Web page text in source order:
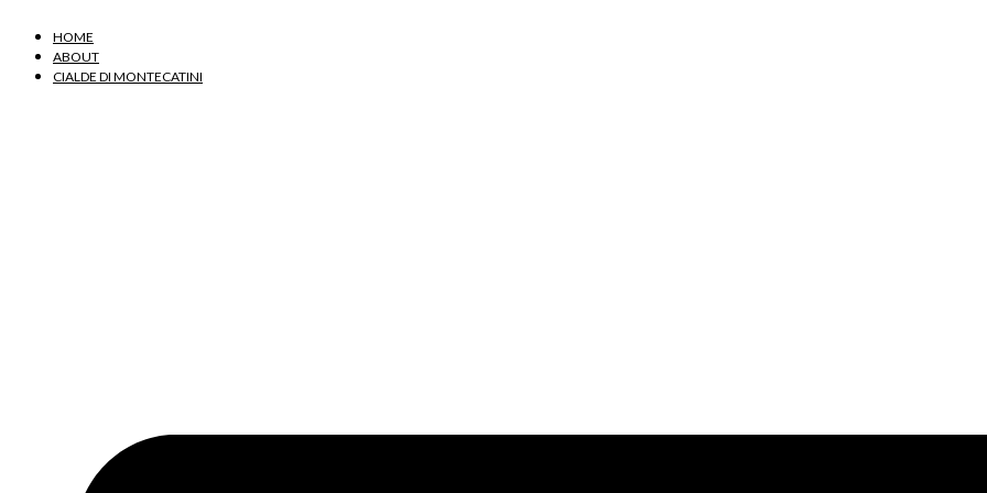
contenuto
HOME
ABOUT
CIALDE DI MONTECATINI